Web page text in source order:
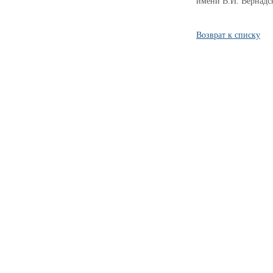
Возврат к списку